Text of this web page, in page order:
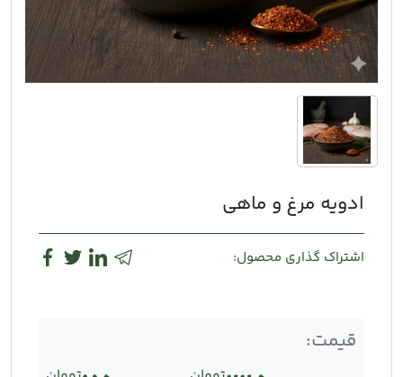
ادویه مرغ و ماهی
اشتراک گذاری محصول:
قیمت: